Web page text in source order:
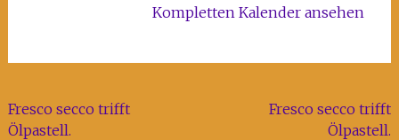
Kompletten Kalender ansehen
Beitragsnavigation
Fresco secco trifft
Ölpastell.
Fresco secco trifft
Ölpastell.